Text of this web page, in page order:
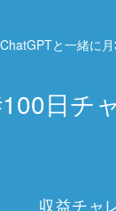
と一緒に
日チ
収益チャ